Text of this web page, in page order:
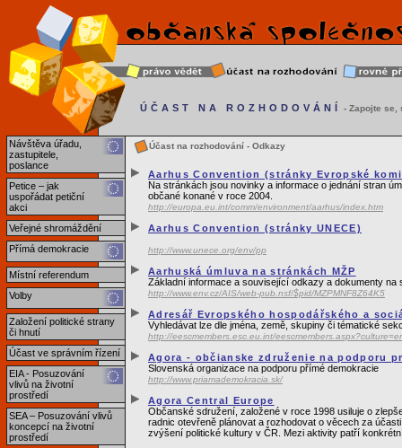
Návštěva úřadu,
zastupitele,
poslance
Petice – jak
uspořádat petiční
akci
Veřejné shromáždění
Přímá demokracie
Místní referendum
Volby
Založení politické strany
či hnutí
Účast ve správním řízení
EIA - Posuzování
vlivů na životní
prostředí
SEA – Posuzování vlivů
koncepcí na životní
prostředí
ÚČAST NA ROZHODOVÁNÍ - Zapojte se,
Účast na rozhodování - Odkazy
Aarhus Convention (stránky Evropské
Na stránkách jsou novinky a informace o jednání stran
občané konané v roce 2004.
http://europa.eu.int/comm/environment/aarhus/index.htm
Aarhus Convention (stránky UNECE)
http://www.unece.org/env/pp
Aarhuská úmluva na stránkách MŽP
Základní informace a související odkazy a dokumenty
http://www.env.cz/AIS/web-pub.nsf/$pid/MZPMNF8Z64K5
Adresář Evropského hospodářského a
Vyhledávat lze dle jména, země, skupiny či tématické
http://eescmembers.esc.eu.int/
Agora - občianske združenie na podporu
Slovenská organizace na podporu přímé demokracie
http://www.priamademokracia.sk/
Agora Central Europe
Občanské sdružení, založené v roce 1998 usiluje o
radnic otevřeně plánovat a rozhodovat o věcech za
zvýšení politické kultury v ČR. Mezi aktivity patří